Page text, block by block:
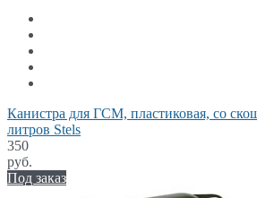
Канистра для ГСМ, пластиковая, со
литров Stels
350
руб.
Под заказ